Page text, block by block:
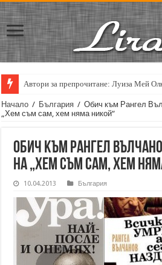
Автори за препрочитане: Луиза Мей
Кирил Кадийски: „Плачът на големия
Начало / България / Обич към Рангел
„Хем съм сам, хем няма никой“
Обич към Рангел
на „Хем съм сам, хем
10.04.2013 България